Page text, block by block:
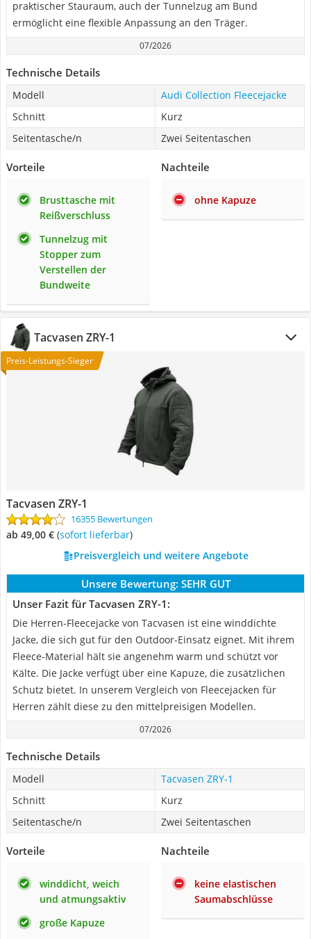
praktischer Stauraum, auch der Tunnelzug am Bund
ermöglicht eine flexible Anpassung an den Träger.
07/2026
Technische Details
Modell
Audi Collection Fleecejacke
Schnitt
Kurz
Seitentasche/n
Zwei Seitentaschen
Vorteile
Brusttasche mit
Reißverschluss
Tunnelzug mit
Stopper zum
Verstellen der
Bundweite
Nachteile
ohne Kapuze
Tacvasen ZRY-1
Preis-Leistungs-Sieger
Tacvasen ZRY-1
16355 Bewertungen
ab 49,00 € ( Sofort lieferbar)
Preisvergleich und weitere Angebote
Unsere Bewertung: SEHR GUT
Unser Fazit für Tacvasen ZRY-1:
Die Herren-Fleecejacke von Tacvasen ist eine winddichte
Jacke, die sich gut für den Outdoor-Einsatz eignet. Mit ihrem
Fleece-Material hält sie angenehm warm und schützt vor
Kälte. Die Jacke verfügt über eine Kapuze, die zusätzlichen
Schutz bietet. In unserem Vergleich von Fleecejacken für
Herren zählt diese zu den mittelpreisigen Modellen.
07/2026
Technische Details
Modell
Tacvasen ZRY-1
Schnitt
Kurz
Seitentasche/n
Zwei Seitentaschen
Vorteile
winddicht, weich
und atmungsaktiv
große Kapuze
Nachteile
keine elastischen
Saumabschlüsse